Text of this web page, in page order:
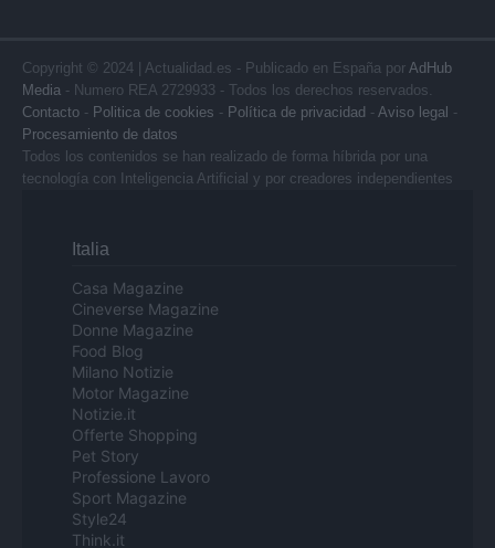
Copyright © 2024 | Actualidad.es - Publicado en España por AdHub
Media - Numero REA 2729933 - Todos los derechos reservados.
Contacto - Politica de cookies - Política de privacidad - Aviso legal -
Procesamiento de datos
Todos los contenidos se han realizado de forma híbrida por una
tecnología con Inteligencia Artificial y por creadores independientes
Italia
Casa Magazine
Cineverse Magazine
Donne Magazine
Food Blog
Milano Notizie
Motor Magazine
Notizie.it
Offerte Shopping
Pet Story
Professione Lavoro
Sport Magazine
Style24
Think.it